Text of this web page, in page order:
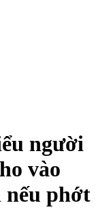
người
vào
nếu phớt